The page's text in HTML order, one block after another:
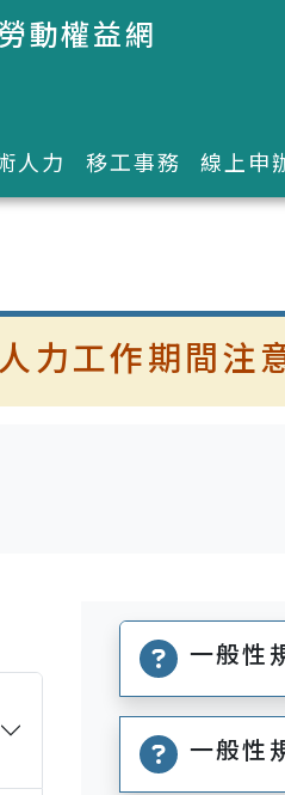
動權益網
人力 移工事務 線上申
力工作期間注
一般性
一般性